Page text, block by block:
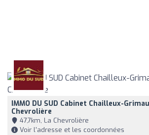
IMMO DU SUD Cabinet Chailleux-
Chevrolière
47,7km, La Chevrolière
Voir l'adresse et les coordonnées